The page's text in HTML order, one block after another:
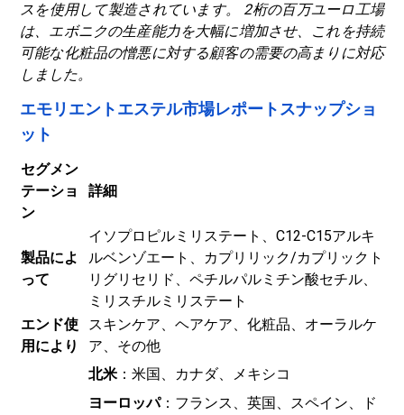
スを使用して製造されています。 2桁の百万ユーロ工場
は、エボニクの生産能力を大幅に増加させ、これを持続
可能な化粧品の憎悪に対する顧客の需要の高まりに対応
しました。
エモリエントエステル市場レポートスナップショ
ット
セグメン
テーショ
ン
詳細
製品によ
って
イソプロピルミリステート、C12-C15アルキ
ルベンゾエート、カプリリック/カプリックト
リグリセリド、ペチルパルミチン酸セチル、
ミリスチルミリステート
エンド使
用により
スキンケア、ヘアケア、化粧品、オーラルケ
ア、その他
北米 ：米国、カナダ、メキシコ
ヨーロッパ：フランス、英国、スペイン、ド